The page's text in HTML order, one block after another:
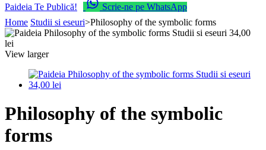
Paideia Te Publică!
Scrie-ne pe WhatsApp
Home Studii si eseuri>Philosophy of the symbolic forms
View larger
Philosophy of the symbolic
forms